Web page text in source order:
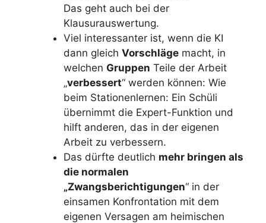
Das geht auch bei der
Klausurauswertung.
Viel interessanter ist, wenn die KI
dann gleich Vorschlägemacht, in
welchen Gruppen Teile der Arbeit
„verbessert“ werden können: Wie
beim Stationenlernen: Ein Schüli
übernimmt die Expert-Funktion und
hilft anderen, das in der eigenen
Arbeit zu verbessern.
Das dürfte deutlich mehr bringen als
die normalen
„Zwangsberichtigungen“ in der
einsamen Konfrontation mit dem
eigenen Versagen am heimischen